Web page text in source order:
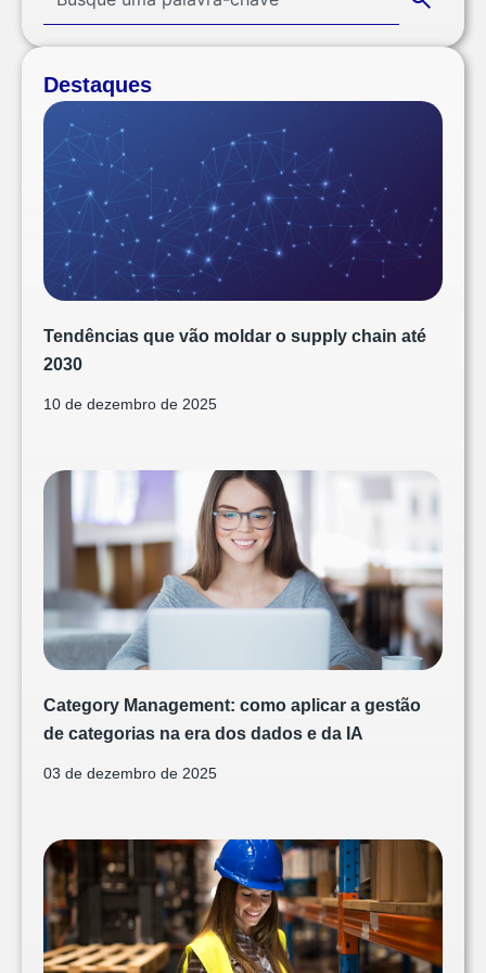
Destaques
Tendências que vão moldar o supply chain até
2030
10 de dezembro de 2025
Category Management: como aplicar a gestão
de categorias na era dos dados e da IA
03 de dezembro de 2025